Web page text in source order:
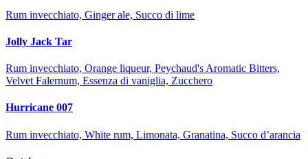
Rum invecchiato, Ginger ale, Succo di lime
Jolly Jack Tar
Rum invecchiato, Orange liqueur, Peychaud's Aromatic Bitters,
Velvet Falernum, Essenza di vaniglia, Zucchero
Hurricane 007
Rum invecchiato, White rum, Limonata, Granatina, Succo d’arancia